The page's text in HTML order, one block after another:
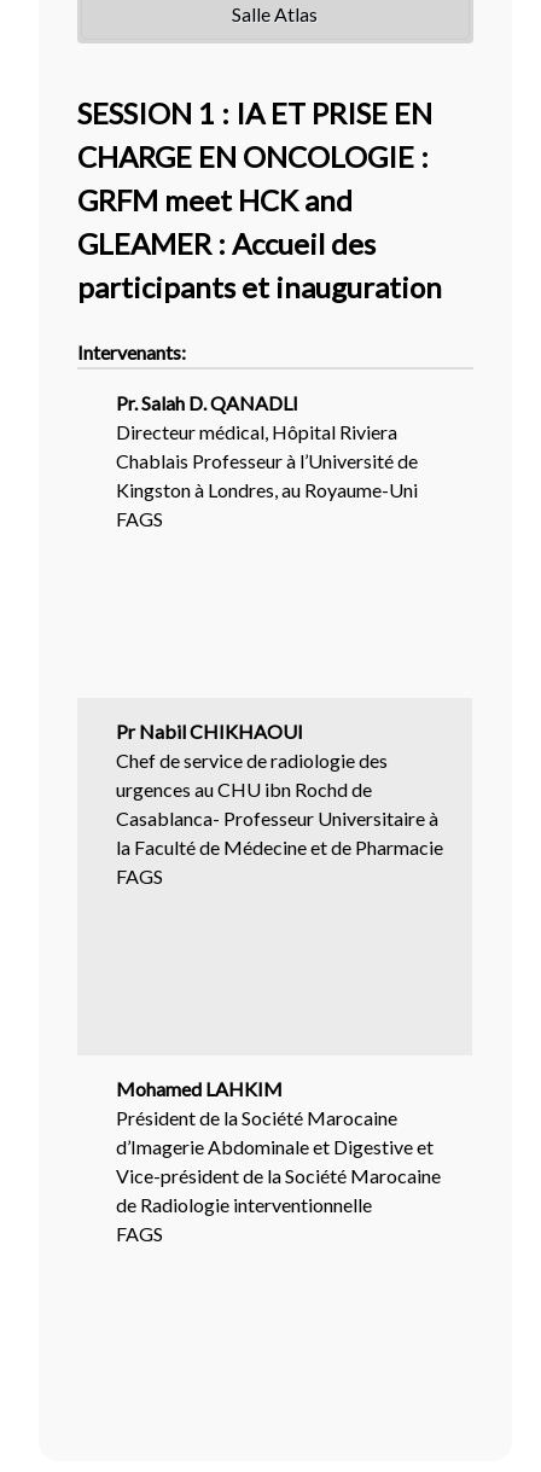
Salle Atlas
SESSION 1 : IA ET PRISE EN
CHARGE EN ONCOLOGIE :
GRFM meet HCK and
GLEAMER : Accueil des
participants et inauguration
Intervenants:
Pr. Salah D. QANADLI
Directeur médical, Hôpital Riviera
Chablais Professeur à l’Université de
Kingston à Londres, au Royaume-Uni
FAGS
Pr Nabil CHIKHAOUI
Chef de service de radiologie des
urgences au CHU ibn Rochd de
Casablanca- Professeur Universitaire à
la Faculté de Médecine et de Pharmacie
FAGS
Mohamed LAHKIM
Président de la Société Marocaine
d’Imagerie Abdominale et Digestive et
Vice-président de la Société Marocaine
de Radiologie interventionnelle
FAGS